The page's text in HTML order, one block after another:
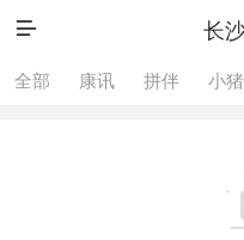
 长
全部 康讯 拼伴 小